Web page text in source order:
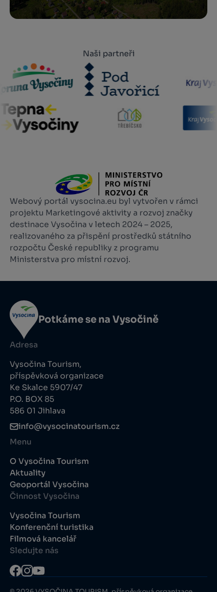
Naši partneři
Webový portál vysocina.eu byl vytvořen v rámci
projektu Marketingové aktivity a rozvoj značky
destinace Vysočina v letech 2024 – 2025,
realizovaného za přispění prostředků státního
rozpočtu České republiky z programu
Ministerstva pro místní rozvoj.
Potkáme se na Vysočině
Adresa
Vysočina Tourism,
příspěvková organizace
Ke Skalce 5907/47
P.O. BOX 85
586 01 Jihlava
info@vysocinatourism.cz
Menu
O Vysočina Tourism
Aktuality
Geoportál Vysočina
Činnost Vysočina
Vysočina Tourism
Konferenční turistika
Filmová kancelář
Sledujte nás